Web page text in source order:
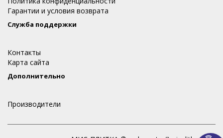
Гарантии и условия возврата
Служба поддержки
Контакты
Карта сайта
Дополнительно
Производители